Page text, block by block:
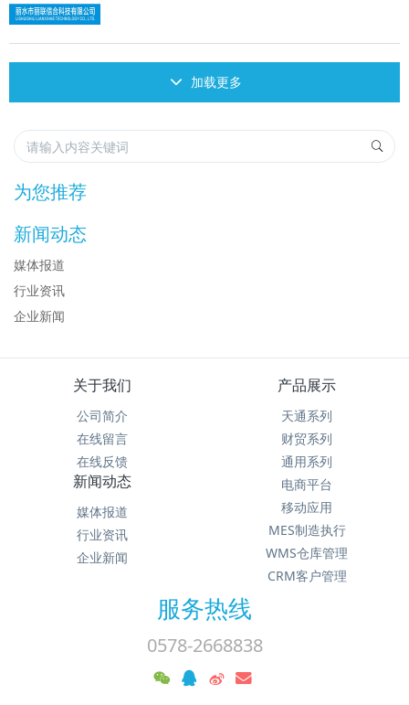
加载更多
为您推荐
新闻动态
媒体报道
行业资讯
企业新闻
关于我们
公司简介
在线留言
在线反馈
产品展示
天通系列
财贸系列
通用系列
电商平台
移动应用
MES制造执行
WMS仓库管理
CRM客户管理
新闻动态
媒体报道
行业资讯
企业新闻
服务热线
0578-2668838